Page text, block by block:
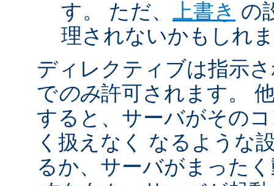
す。 ただ、
上書き の
理されないかもしれ
ディレクティブは指示
でのみ許可されます。
すると、サーバがその
く扱えなく なるような
るか、サーバがまった